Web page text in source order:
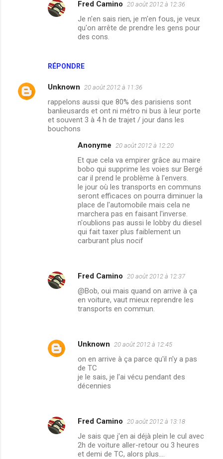
r
RÉPONDRE
Fred Camino 20 août 2012 à 12:36
Je n'en sais rien, je m'en fous, je veux
qu'on arrête de prendre les gens pour
des cons.
Unknown 20 août 2012 à 11:36
rappelons aussi que 80% des parisiens sont
banlieusards et ont ni métro ni bus à leur porte
et souvent 3 à 4 h de trajet / jour dans les
bouchons
Anonyme 20 août 2012 à 12:20
Et que cela va empirer grâce au maire
bobo qui supprime les voies sur Bergé
car il prend le problème à l'envers.
le jour où les transports en communs
seront efficaces on pourra diminuer la
place de l'automobile mais cela ne
marchera pas en faisant l'inverse.
n'oublions pas aussi le lobby du diesel
qui fait taxer plus faiblement un
carburant plus nocif
Fred Camino 20 août 2012 à 12:37
@Bob, oui mais quand on arrive à ça
en voiture, vaut mieux reprendre les
transports en commun.
Unknown 20 août 2012 à 12:45
on en arrive à ça parce qu'il n'y a pas
de TC
je le sais, je l'ai vécu pendant des
décennies
Fred Camino 20 août 2012 à 13:18
Je sais que j'en ai déjà plein le cul avec
2h de voiture aller-retour ou 3 heures
et demi de TC, alors plus....